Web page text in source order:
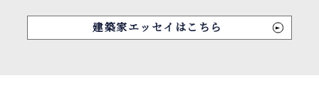
建築家エッセイはこちら